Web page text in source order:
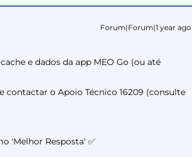
Forum|Forum|1 year ago
e dados da app MEO Go (ou até
o Apoio Técnico 16209 (consulte
'Melhor Resposta' ✅